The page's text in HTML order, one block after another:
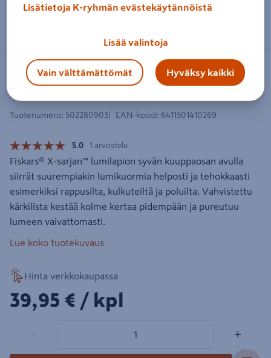
Zoomaa kuvaa sormilla kosketusnäytöllä
Lumilapio Fiskars X-Series
FISKARS
Tuotenumero: 502280903 EAN-koodi: 6411501410269
5.0 1 arvostelu
Fiskars® X-sarjan™ lumilapion syvän kuuppaosan avulla
siirrät suurempiakin lumikuormia helposti ja tehokkaasti
esimerkiksi rappusilta, kulkuteiltä ja poluilta. Vahvistettu
kärkilista kestää kolme kertaa pidempään ja pureutuu
lumeen vaivattomasti.
Lue koko tuotekuvaus
Hinta verkkokaupassa
39,95€/kpl
39,95 € / kpl
− +
Lisätietoja K-ryhmän evästekäytännöistä
Lisää valintoja
Vain välttämättömät Hyväksy kaikki